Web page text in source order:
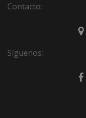
Contacto:
Síguenos: